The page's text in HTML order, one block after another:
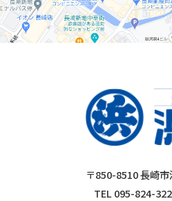
〒850-8510 長崎
TEL 095-824-